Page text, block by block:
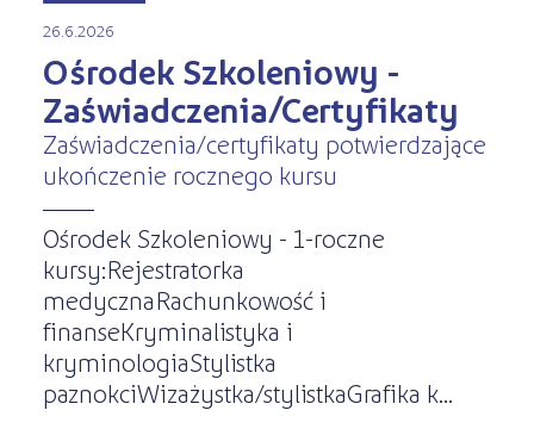
26.6.2026
Ośrodek Szkoleniowy -
Zaświadczenia/Certyfikaty
Zaświadczenia/certyfikaty potwierdzające
ukończenie rocznego kursu
Ośrodek Szkoleniowy - 1-roczne
kursy:Rejestratorka
medycznaRachunkowość i
finanseKryminalistyka i
kryminologiaStylistka
paznokciWizażystka/stylistkaGrafika k...